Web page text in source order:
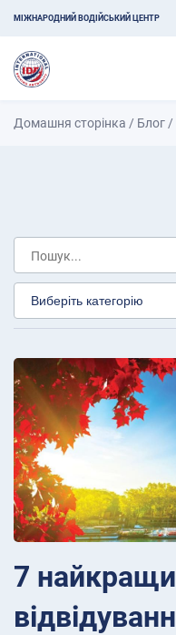
МІЖНАРОДНИЙ ВОДІЙСЬКИЙ ЦЕНТР
Домашня сторінка / Блог /
7